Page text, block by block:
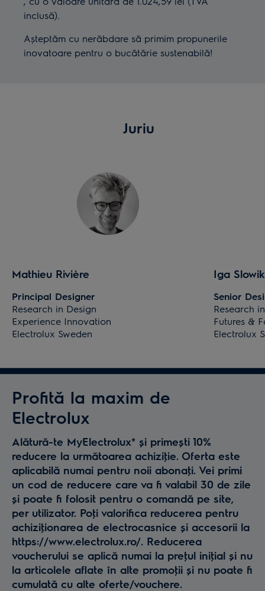
inclusă).
Așteptăm cu nerăbdare să primim propunerile
inovatoare pentru o bucătărie sustenabilă!
Juriu
Mathieu Rivière
Principal Designer
Research in Design
Experience Innovation
Electrolux Sweden
Iga Slowik
Senior
Research
Futures &
Electrolux
Profită la maxim de
Electrolux
Alătură-te MyElectrolux* și primești 10%
reducere la următoarea achiziţie. Oferta este
aplicabilă numai pentru noii abonaţi. Vei primi
un cod de reducere care va fi valabil 30 de zile
și poate fi folosit pentru o comandă pe site,
per utilizator. Poţi valorifica reducerea pentru
achiziţionarea de electrocasnice și accesorii la
https://www.electrolux.ro/. Reducerea
voucherului se aplică numai la preţul iniţial și nu
la articolele aflate în alte promoţii și nu poate fi
cumulată cu alte oferte/vouchere.